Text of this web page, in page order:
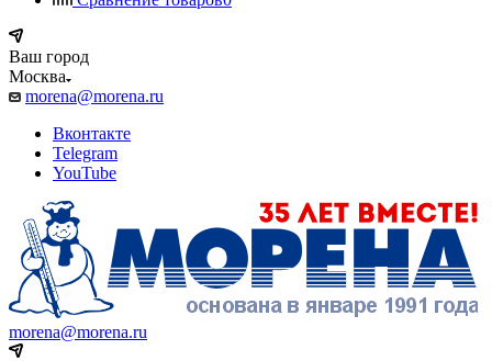
Ваш город
Москва
morena@morena.ru
Вконтакте
Telegram
YouTube
morena@morena.ru